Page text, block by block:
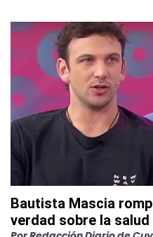
Bautista Mascia
verdad sobre la salud